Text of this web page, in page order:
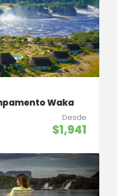
Waka
Desde
$1,941